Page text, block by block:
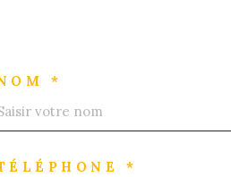
*
*